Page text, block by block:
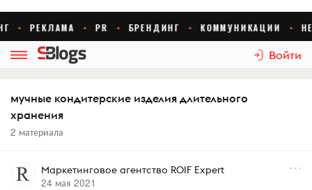
Войти
мучные кондитерские изделия длительного
хранения
2 материала
Маркетинговое агентство ROIF Expert
24 мая 2021